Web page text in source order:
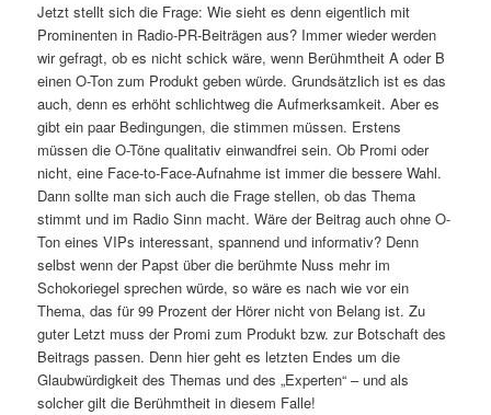
Jetzt stellt sich die Frage: Wie sieht es denn eigentlich mit
Prominenten in Radio-PR-Beiträgen aus? Immer wieder werden
wir gefragt, ob es nicht schick wäre, wenn Berühmtheit A oder B
einen O-Ton zum Produkt geben würde. Grundsätzlich ist es das
auch, denn es erhöht schlichtweg die Aufmerksamkeit. Aber es
gibt ein paar Bedingungen, die stimmen müssen. Erstens
müssen die O-Töne qualitativ einwandfrei sein. Ob Promi oder
nicht, eine Face-to-Face-Aufnahme ist immer die bessere Wahl.
Dann sollte man sich auch die Frage stellen, ob das Thema
stimmt und im Radio Sinn macht. Wäre der Beitrag auch ohne O-
Ton eines VIPs interessant, spannend und informativ? Denn
selbst wenn der Papst über die berühmte Nuss mehr im
Schokoriegel sprechen würde, so wäre es nach wie vor ein
Thema, das für 99 Prozent der Hörer nicht von Belang ist. Zu
guter Letzt muss der Promi zum Produkt bzw. zur Botschaft des
Beitrags passen. Denn hier geht es letzten Endes um die
Glaubwürdigkeit des Themas und des „Experten“ – und als
solcher gilt die Berühmtheit in diesem Falle!